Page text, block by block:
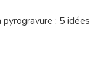
: 5 idées